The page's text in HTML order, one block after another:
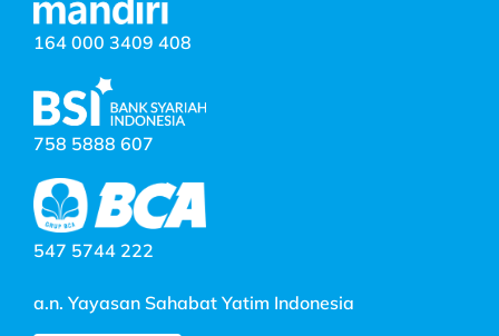
164 000 3409 408
758 5888 607
547 5744 222
a.n. Yayasan Sahabat Yatim Indonesia